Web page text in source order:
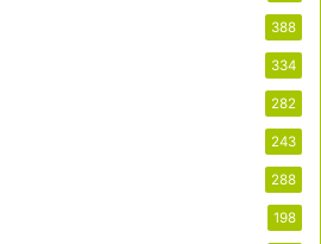
388
334
282
243
288
198